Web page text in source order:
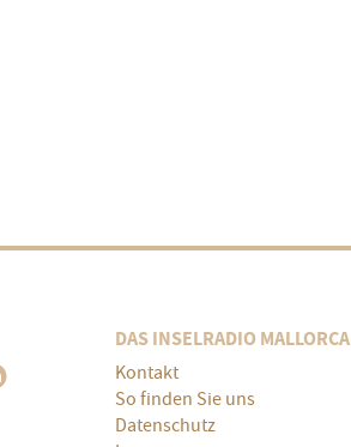
DAS INSELRADIO MALLORCA
Kontakt
So finden Sie uns
Datenschutz